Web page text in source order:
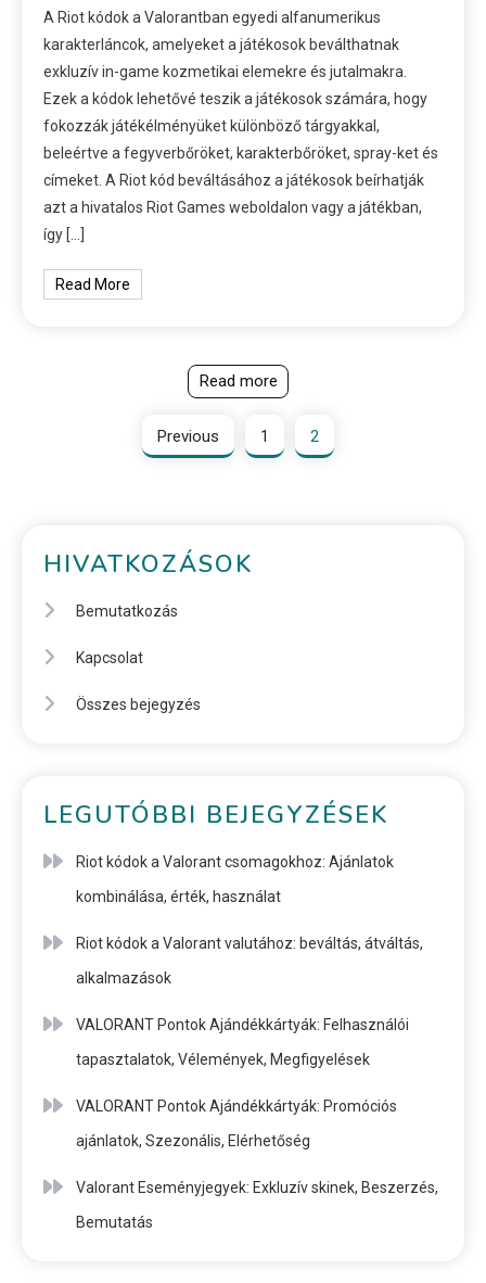
A Riot kódok a Valorantban egyedi alfanumerikus
karakterláncok, amelyeket a játékosok beválthatnak
exkluzív in-game kozmetikai elemekre és jutalmakra.
Ezek a kódok lehetővé teszik a játékosok számára, hogy
fokozzák játékélményüket különböző tárgyakkal,
beleértve a fegyverbőröket, karakterbőröket, spray-ket és
címeket. A Riot kód beváltásához a játékosok beírhatják
azt a hivatalos Riot Games weboldalon vagy a játékban,
így […]
Read More
Read more
Previous 1 2
HIVATKOZÁSOK
Bemutatkozás
Kapcsolat
Összes bejegyzés
LEGUTÓBBI BEJEGYZÉSEK
Riot kódok a Valorant csomagokhoz: Ajánlatok
kombinálása, érték, használat
Riot kódok a Valorant valutához: beváltás, átváltás,
alkalmazások
VALORANT Pontok Ajándékkártyák: Felhasználói
tapasztalatok, Vélemények, Megfigyelések
VALORANT Pontok Ajándékkártyák: Promóciós
ajánlatok, Szezonális, Elérhetőség
Valorant Eseményjegyek: Exkluzív skinek, Beszerzés,
Bemutatás